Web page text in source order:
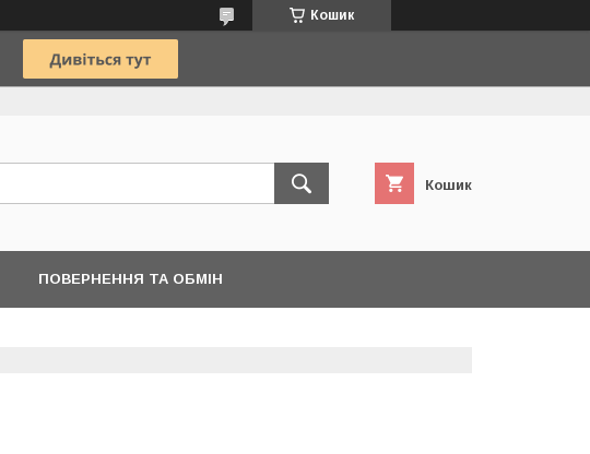
Кошик
Кошик
ПОВЕРНЕННЯ ТА ОБМІН